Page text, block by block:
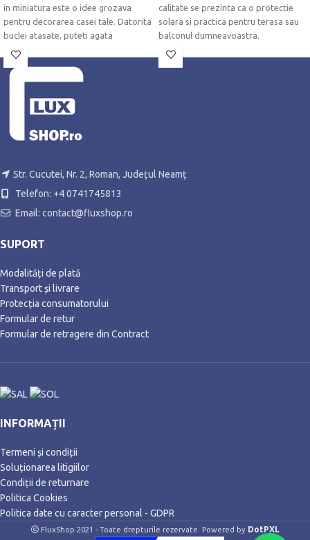
in miniatura este o idee grozava
pentru decorarea casei tale. Datorita
buclei atasate, puteti agata
calitate se prezinta ca o protectie
solara si practica pentru terasa sau
balconul dumneavoastra.
Str. Cucutei, Nr. 2, Roman, Județul Neamț
Telefon: +4 0741745813
Email: contact@fluxshop.ro
SUPORT
Modalități de plată
Transport și livrare
Protecția consumatorului
Formular de retur
Formular de retragere din Contract
INFORMAȚII
Termeni și condiții
Soluționarea litigiilor
Condiții de returnare
Politica Cookies
Politica date cu caracter personal - GDPR
FluxShop 2021 - Toate drepturile rezervate. Powered by DotPXL